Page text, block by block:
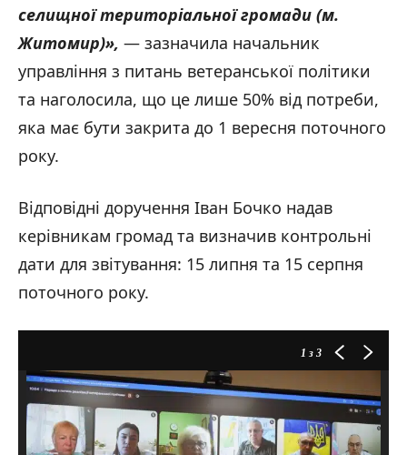
селищної територіальної громади (м.
Житомир)», — зазначила начальник
управління з питань ветеранської політики
та наголосила, що це лише 50% від потреби,
яка має бути закрита до 1 вересня поточного
року.
Відповідні доручення Іван Бочко надав
керівникам громад та визначив контрольні
дати для звітування: 15 липня та 15 серпня
поточного року.
1 з 3